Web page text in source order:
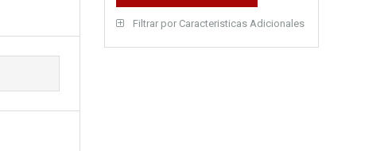
Filtrar por Caracteristicas Adicionales